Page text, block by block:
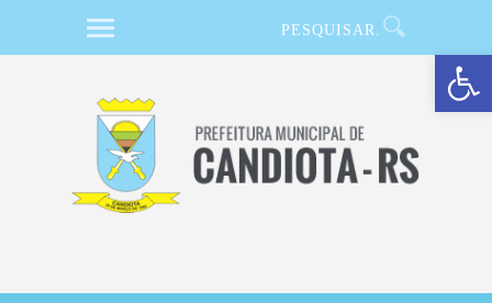
Barra de Ferramentas Aberta